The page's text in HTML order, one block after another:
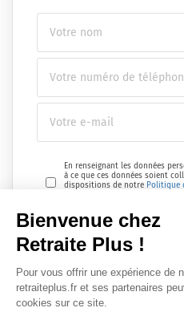
En renseignant les données
à ce que ces données soient
dispositions de notre Politique
Envoyer
Nous vous informons de l'existence
démarchage téléphonique.